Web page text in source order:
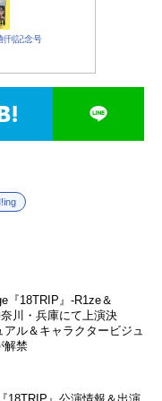
刊記念号
『18TRIP』-R1ze＆
川・兵庫にて上演決
ル＆キャラクタービジュ
解禁